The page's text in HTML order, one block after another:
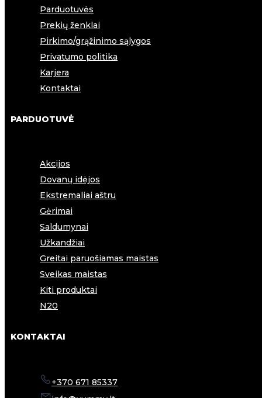
Parduotuvės
Prekių ženklai
Pirkimo/grąžinimo sąlygos
Privatumo politika
Karjera
Kontaktai
PARDUOTUVĖ
Akcijos
Dovanų idėjos
Ekstremaliai aštru
Gėrimai
Saldumynai
Užkandžiai
Greitai paruošiamas maistas
Sveikas maistas
Kiti produktai
N20
KONTAKTAI
+370 671 85337